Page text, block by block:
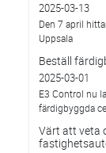
2025-03-13
Den 7 april
Uppsala
Beställ
2025-03-01
E3 Control nu
färdigbyggda
Värt att veta